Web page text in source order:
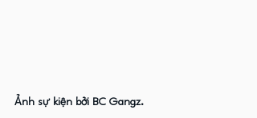
Ảnh sự kiện bởi BC Gangz.